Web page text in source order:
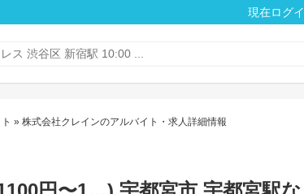
現在ログ
» 株式会社クレインのアルバイト・求人詳細情報